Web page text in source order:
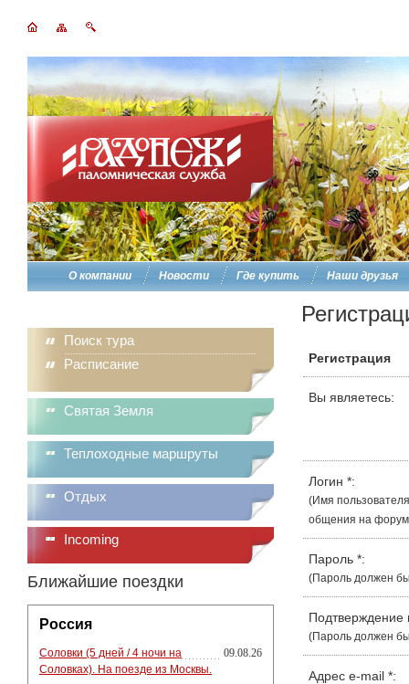
О компании Новости Где купить Наши друзья
Поиск тура
Расписание
Святая Земля
Теплоходные маршруты
Отдых
Incoming
Ближайшие поездки
Россия
Соловки (5 дней / 4 ночи на
Соловках). На поезде из Москвы.
09.08.26
Регистрация
Вы являетесь:
Логин *:
(Имя
общения на
Пароль *:
(Пароль должен
(Пароль должен
Адрес e-mail *: